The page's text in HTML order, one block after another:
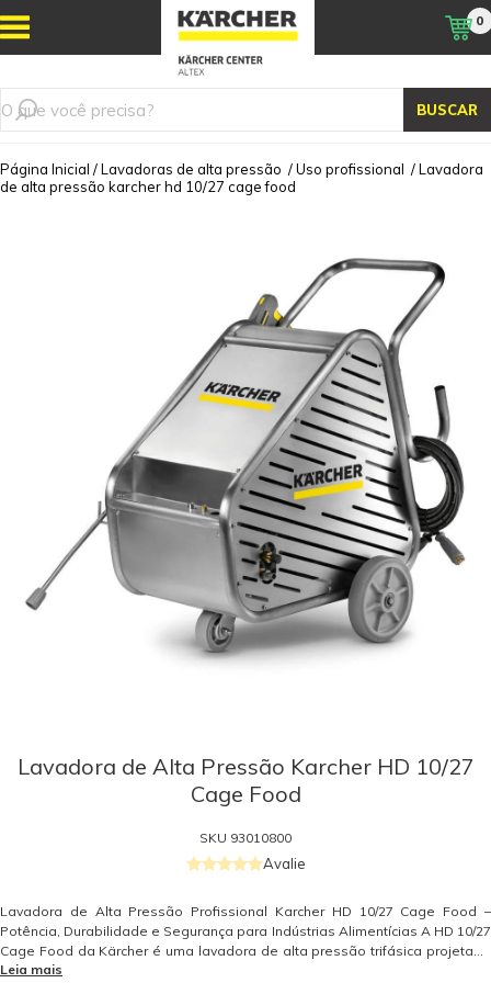
BUSCAR
0
Página Inicial /Lavadoras de alta pressão /Uso profissional /Lavadora
de alta pressão karcher hd 10/27 cage food
Lavadora de Alta Pressão Karcher HD 10/27
Cage Food
SKU 93010800
Avalie
Lavadora de Alta Pressão Profissional Karcher HD 10/27 Cage Food –
Potência, Durabilidade e Segurança para Indústrias Alimentícias A HD 10/27
Cage Food da Kärcher é uma lavadora de alta pressão trifásica projetada
para operações intensivas e contínuas em ambientes que exigem máximo
Leia mais